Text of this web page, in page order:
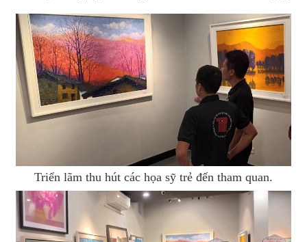
Triển lãm thu hút các họa sỹ trẻ đến tham quan.